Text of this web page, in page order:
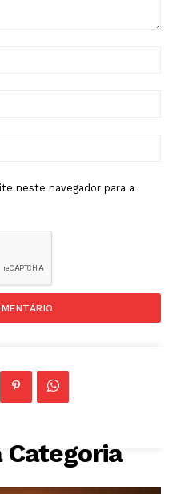
neste navegador para a
Categoria